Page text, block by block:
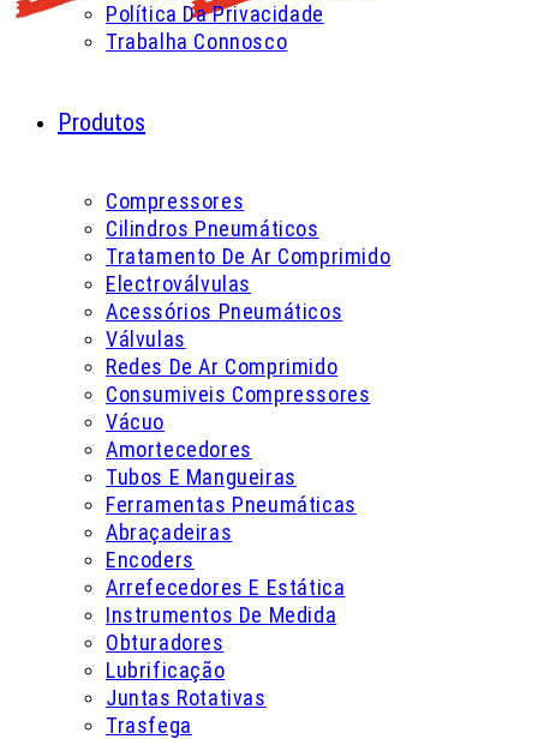
Política Da Privacidade
Trabalha Connosco
Produtos
Compressores
Cilindros Pneumáticos
Tratamento De Ar Comprimido
Electroválvulas
Acessórios Pneumáticos
Válvulas
Redes De Ar Comprimido
Consumiveis Compressores
Vácuo
Amortecedores
Tubos E Mangueiras
Ferramentas Pneumáticas
Abraçadeiras
Encoders
Arrefecedores E Estática
Instrumentos De Medida
Obturadores
Lubrificação
Juntas Rotativas
Trasfega